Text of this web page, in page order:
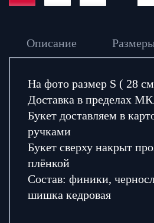
Описание
На фото размер S ( 28
Доставка в пределах
Букет доставляем в
ручками
Букет сверху накрыт
плёнкой
Состав: финики,
шишка кедровая